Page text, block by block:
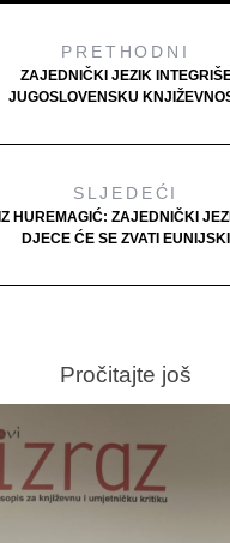
PRETHODNI
ZAJEDNIČKI JEZIK
JUGOSLOVENSKU
SLJEDEĆI
HUREMAGIĆ: ZAJEDNIČKI
DJECE ĆE SE ZVATI EUNIJSKI
Pročitajte još